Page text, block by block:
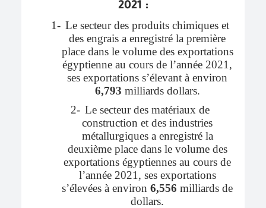
2021 :
1- Le secteur des produits chimiques et
des engrais a enregistré la première
place dans le volume des exportations
égyptienne au cours de l’année 2021,
ses exportations s’élevant à environ
6,793 milliards dollars.
2- Le secteur des matériaux de
construction et des industries
métallurgiques a enregistré la
deuxième place dans le volume des
exportations égyptiennes au cours de
l’année 2021, ses exportations
s’élevées à environ 6,556 milliards de
dollars.